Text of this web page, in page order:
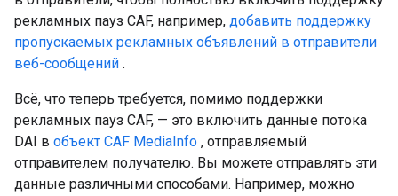
рекламных пауз CAF, например, добавить поддержку
пропускаемых рекламных объявлений в отправители
веб-сообщений .
Всё, что теперь требуется, помимо поддержки
рекламных пауз CAF, — это включить данные потока
DAI в объект CAF MediaInfo , отправляемый
отправителем получателю. Вы можете отправлять эти
данные различными способами. Например, можно